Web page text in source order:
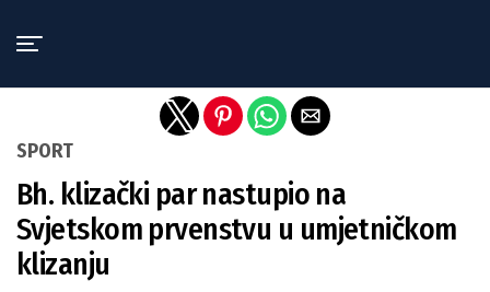
SPORT
Bh. klizački par nastupio na
Svjetskom prvenstvu u umjetničkom
klizanju